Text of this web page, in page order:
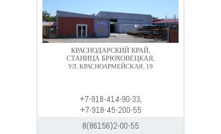
КРАСНОДАРСКИЙ КРАЙ,
СТАНИЦА БРЮХОВЕЦКАЯ,
УЛ. КРАСНОАРМЕЙСКАЯ, 19
+7-918-414-90-33,
+7-918-45-200-55
8(86156)2-00-55